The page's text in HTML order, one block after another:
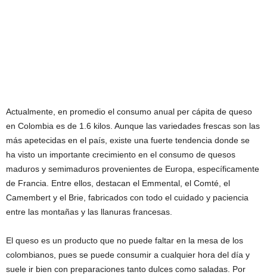
Actualmente, en promedio el consumo anual per cápita de queso
en Colombia es de 1.6 kilos. Aunque las variedades frescas son las
más apetecidas en el país, existe una fuerte tendencia donde se
ha visto un importante crecimiento en el consumo de quesos
maduros y semimaduros provenientes de Europa, específicamente
de Francia. Entre ellos, destacan el Emmental, el Comté, el
Camembert y el Brie, fabricados con todo el cuidado y paciencia
entre las montañas y las llanuras francesas.
El queso es un producto que no puede faltar en la mesa de los
colombianos, pues se puede consumir a cualquier hora del día y
suele ir bien con preparaciones tanto dulces como saladas. Por